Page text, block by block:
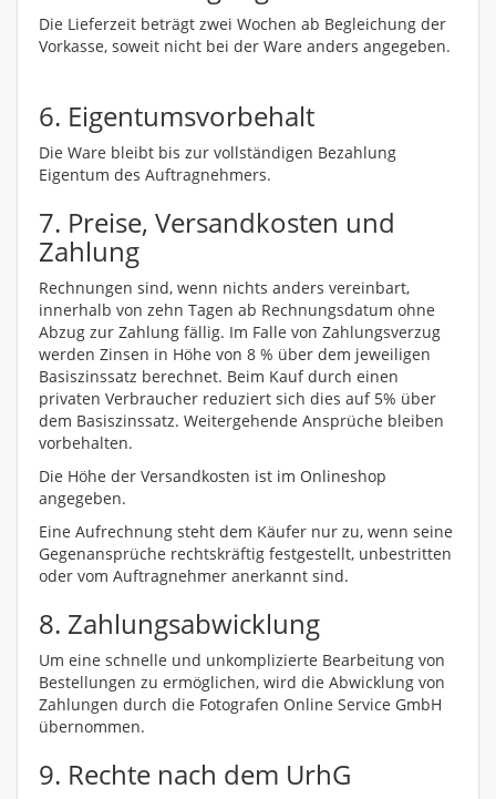
Die Lieferzeit beträgt zwei Wochen ab Begleichung der
Vorkasse, soweit nicht bei der Ware anders angegeben.
6. Eigentumsvorbehalt
Die Ware bleibt bis zur vollständigen Bezahlung
Eigentum des Auftragnehmers.
7. Preise, Versandkosten und
Zahlung
Rechnungen sind, wenn nichts anders vereinbart,
innerhalb von zehn Tagen ab Rechnungsdatum ohne
Abzug zur Zahlung fällig. Im Falle von Zahlungsverzug
werden Zinsen in Höhe von 8 % über dem jeweiligen
Basiszinssatz berechnet. Beim Kauf durch einen
privaten Verbraucher reduziert sich dies auf 5% über
dem Basiszinssatz. Weitergehende Ansprüche bleiben
vorbehalten.
Die Höhe der Versandkosten ist im Onlineshop
angegeben.
Eine Aufrechnung steht dem Käufer nur zu, wenn seine
Gegenansprüche rechtskräftig festgestellt, unbestritten
oder vom Auftragnehmer anerkannt sind.
8. Zahlungsabwicklung
Um eine schnelle und unkomplizierte Bearbeitung von
Bestellungen zu ermöglichen, wird die Abwicklung von
Zahlungen durch die Fotografen Online Service GmbH
übernommen.
9. Rechte nach dem UrhG